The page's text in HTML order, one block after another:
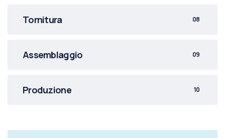
Tornitura 08
Assemblaggio 09
Produzione 10